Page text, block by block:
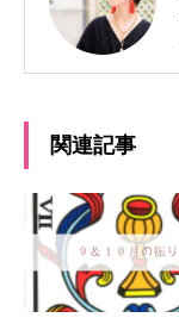
関連記事